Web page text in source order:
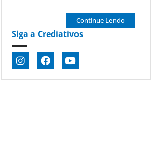
Continue Lendo
Siga a Crediativos